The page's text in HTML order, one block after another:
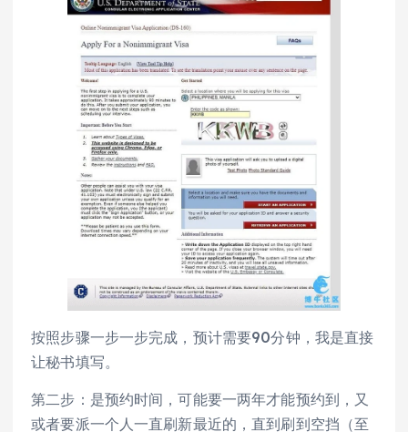
按照步骤一步一步完成，预计需要90分钟，我是直接
让秘书填写。
第二步：是预约时间，可能要一两年才能预约到，又
或者要派一个人一直刷新最近的，直到刷到空挡（至